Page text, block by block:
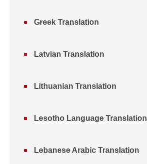
Greek Translation
Latvian Translation
Lithuanian Translation
Lesotho Language Translation
Lebanese Arabic Translation